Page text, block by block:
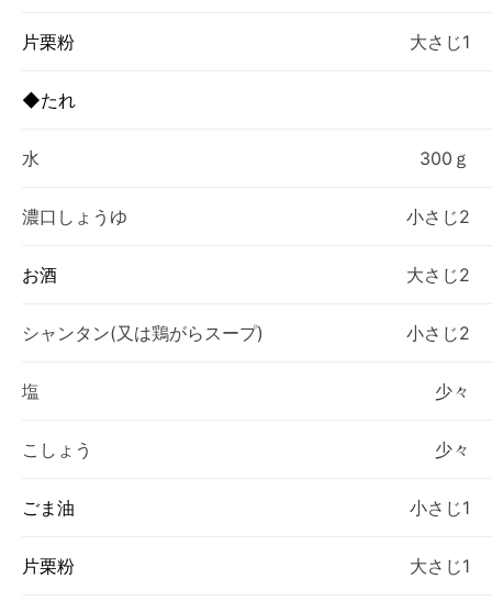
片栗粉 大さじ1
◆たれ
水 300ｇ
濃口しょうゆ 小さじ2
お酒 大さじ2
シャンタン(又は鶏がらスープ) 小さじ2
塩 少々
こしょう 少々
ごま油 小さじ1
片栗粉 大さじ1